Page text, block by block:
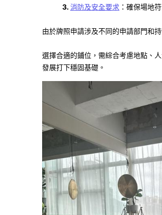
3.消防及安全要求 ：確保場地
由於牌照申請涉及不同的申請部門和
選擇合適的鋪位，需綜合考慮地點、
發展打下穩固基礎。